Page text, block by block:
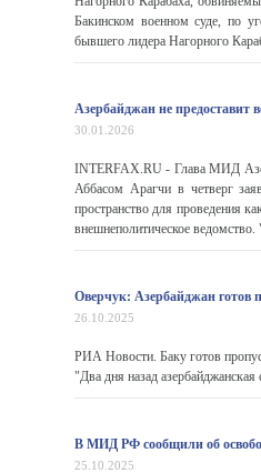
Бакинском военном суде, по
бывшего лидера Нагорного
Азербайджан не предоставит
30.01.2026
INTERFAX.RU - Глава МИД
Аббасом Арагчи в четверг
пространство для проведения
внешнеполитическое
Оверчук: Азербайджан готов
26.10.2025
РИА Новости. Баку готов
"Два дня назад
В МИД РФ сообщили об
25.10.2025